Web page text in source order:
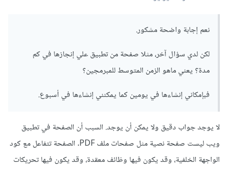
نعم إجابة واضحة مشكور.
لكن لدي سؤال آخر، مثلا صفحة من تطبيق علي إنجازها في كم
مدة؟ يعني ماهو الزمن المتوسط للمبرمجين؟
فبإمكاني إنشاءها في يومين كما يمكنني إنشاءها في أسبوع.
لا يوجد جواب دقيق ولا يمكن أن يوجد. السبب أن الصفحة في تطبيق
ويب ليست صفحة نصية مثل صفحات ملف PDF. الصفحة تتفاعل مع كود
الواجهة الخلفية، وقد يكون فيها وظائف معقدة، وقد يكون فيها تحريكات